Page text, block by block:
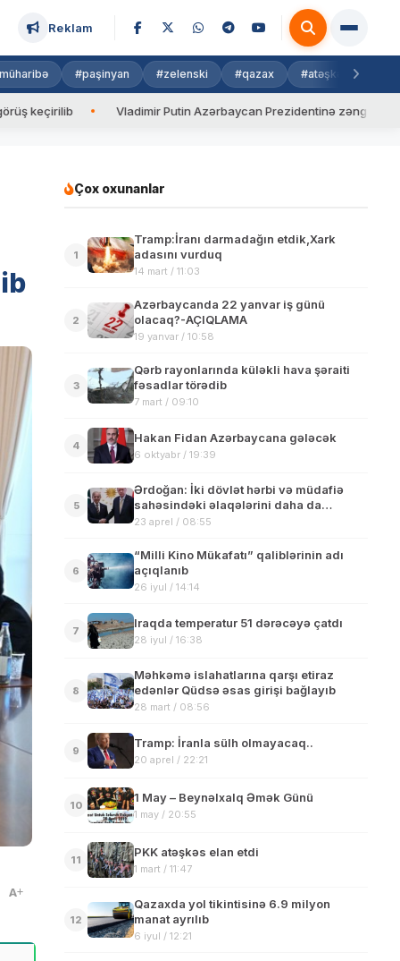
Reklam
#paşinyan #zelenski #qazax #atəşkəs
Vladimir Putin Azərbaycan Prezidentinə zəng edib
A
Çox oxunanlar
1
Tramp:İranı darmadağın etdik,Xark
adasını vurduq
14 mart / 11:03
2
Azərbaycanda 22 yanvar iş günü
olacaq?-AÇIQLAMA
19 yanvar / 10:58
3
Qərb rayonlarında küləkli hava şəraiti
fəsadlar törədib
7 mart / 09:10
4
Hakan Fidan Azərbaycana gələcək
6 oktyabr / 19:39
5
Ərdoğan: İki dövlət hərbi və müdafiə
sahəsindəki əlaqələrini daha da
gücləndirəcək
23 aprel / 08:55
6
“Milli Kino Mükafatı” qaliblərinin adı
açıqlanıb
26 iyul / 14:14
7
Iraqda temperatur 51 dərəcəyə çatdı
28 iyul / 16:38
8
Məhkəmə islahatlarına qarşı etiraz
edənlər Qüdsə əsas girişi bağlayıb
28 mart / 08:56
9
Tramp: İranla sülh olmayacaq..
20 aprel / 22:21
10
1 May – Beynəlxalq Əmək Günü
1 may / 20:55
11
PKK atəşkəs elan etdi
1 mart / 11:47
12
Qazaxda yol tikintisinə 6.9 milyon
manat ayrılıb
6 iyul / 12:21